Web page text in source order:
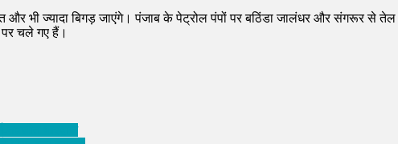
और भी ज्यादा बिगड़ जाएंगे। पंजाब के पेट्रोल पंपों पर बठिंडा जालंधर और संगरूर से
चले गए हैं।